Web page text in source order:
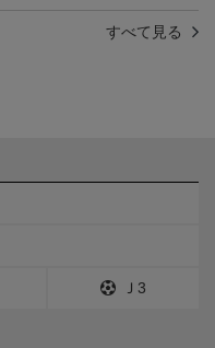
すべて見る
Ｊ3